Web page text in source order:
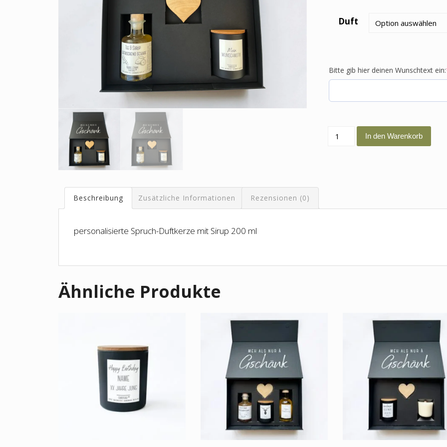
Duft
Bitte gib hier deinen Wunschtext ein:
GeschenksetIn den Warenkorb
Beschreibung Zusätzliche Informationen Rezensionen (0)
personalisierte Spruch-Duftkerze mit Sirup 200 ml
Ähnliche Produkte